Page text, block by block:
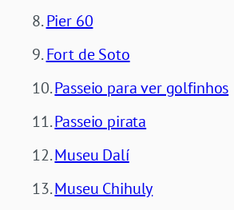
Pier 60
Fort de Soto
Passeio para ver golfinhos
Passeio pirata
Museu Dalí
Museu Chihuly